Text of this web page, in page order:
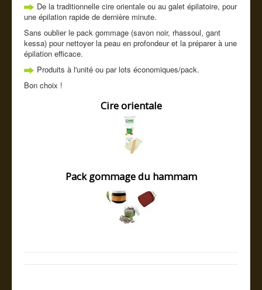
Compléments alimentaires
Cde tel
De la traditionnelle cire orientale ou au galet épilatoire, pour
une épilation rapide de dernière minute.
Sans oublier le pack gommage (savon noir, rhassoul, gant
kessa) pour nettoyer la peau en profondeur et la préparer à une
épilation efficace.
Produits à l'unité ou par lots économiques/pack.
Bon choix !
Cire orientale
Pack gommage du hammam